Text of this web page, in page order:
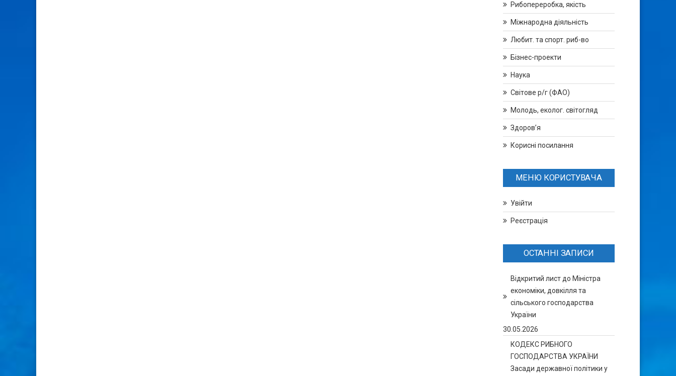
Рибопереробка, якість
Міжнародна діяльність
Любит. та спорт. риб-во
Бізнес-проекти
Наука
Світове р/г (ФАО)
Молодь, еколог. світогляд
Здоров’я
Корисні посилання
МЕНЮ КОРИСТУВАЧА
Увійти
Реєстрація
ОСТАННІ ЗАПИСИ
Відкритий лист до Міністра
економіки, довкілля та
сільського господарства
України
30.05.2026
КОДЕКС РИБНОГО
ГОСПОДАРСТВА УКРАЇНИ
Засади державної політики у